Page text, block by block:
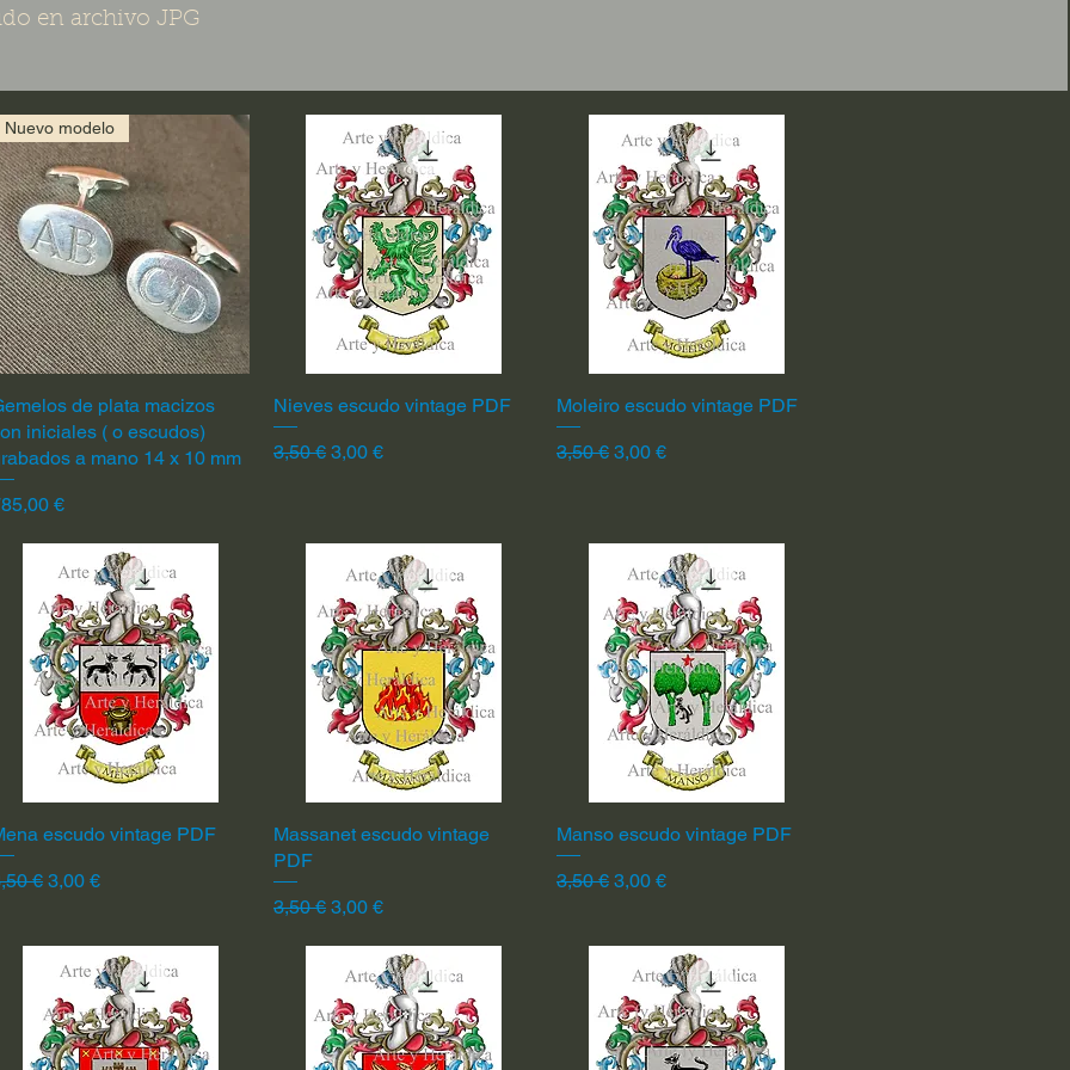
en archivo JPG
Vista rápida
Nuevo modelo
de plata macizos
iniciales ( o escudos)
a mano 14 x 10 mm
€
Vista rápida
Nieves escudo vintage PDF
Precio
3,50 € Precio de oferta
3,00 €
Vista rápida
Moleiro escudo vintage PDF
Precio
3,50 € Precio de oferta
3,00 €
Vista rápida
escudo vintage PDF
€ Precio de oferta
3,00 €
Vista rápida
Massanet escudo vintage
PDF
Precio
3,50 € Precio de oferta
3,00 €
Vista rápida
Manso escudo vintage PDF
Precio
3,50 € Precio de oferta
3,00 €